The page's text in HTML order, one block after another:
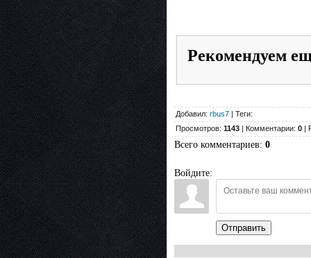
Рекомендуем
Добавил: rbus7 | Теги:
Просмотров: 1143 | Комментарии: 0 |
Всего комментариев: 0
Войдите:
Отправить